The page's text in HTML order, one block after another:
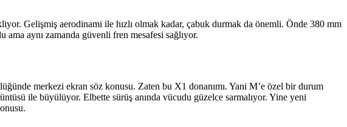
Gelişmiş aerodinami ile hızlı olmak kadar, çabuk durmak da önemli. Önde 380 mm
aynı zamanda güvenli fren mesafesi sağlıyor.
merkezi ekran söz konusu. Zaten bu X1 donanımı. Yani M’e özel bir durum
ile büyülüyor. Elbette sürüş anında vücudu güzelce sarmalıyor. Yine yeni